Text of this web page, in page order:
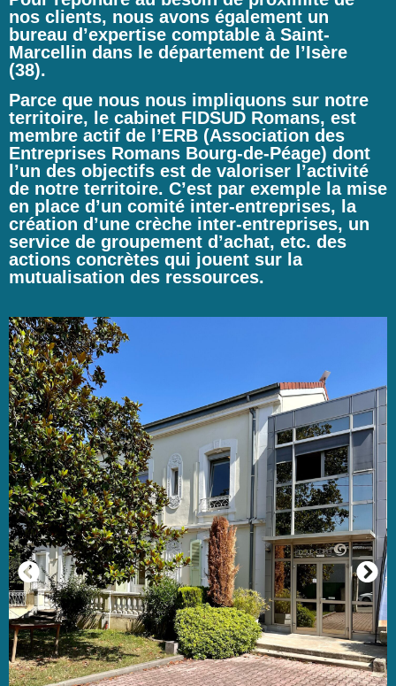
nos clients, nous avons également un
bureau d’expertise comptable à Saint-
Marcellin dans le département de l’Isère
(38).
Parce que nous nous impliquons sur notre
territoire, le cabinet FIDSUD Romans, est
membre actif de l’ERB (Association des
Entreprises Romans Bourg-de-Péage) dont
l’un des objectifs est de valoriser l’activité
de notre territoire. C’est par exemple la mise
en place d’un comité inter-entreprises, la
création d’une crèche inter-entreprises, un
service de groupement d’achat, etc. des
actions concrètes qui jouent sur la
mutualisation des ressources.